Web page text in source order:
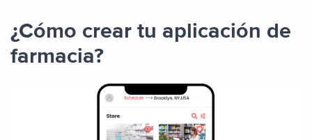
¿Cómo crear tu aplicación de
farmacia?